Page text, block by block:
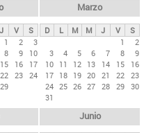
J V
S
1
2
3
8 9
10
15 16
17
22 23 24
29
Marzo
D L M M J V
S
1
2
3
4 5 6 7 8
9
10 11 12 13 14 15
16
17 18 19 20 21 22 23
24 25 26 27 28 29 30
31
Junio